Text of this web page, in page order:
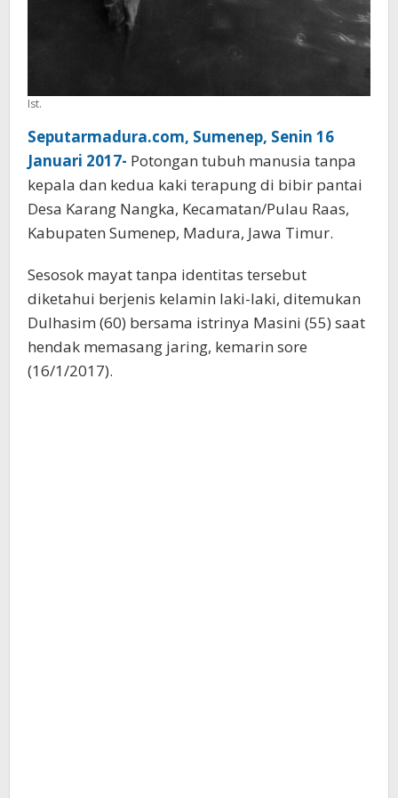
Ist.
Seputarmadura.com, Sumenep, Senin 16
Januari 2017- Potongan tubuh manusia tanpa
kepala dan kedua kaki terapung di bibir pantai
Desa Karang Nangka, Kecamatan/Pulau Raas,
Kabupaten Sumenep, Madura, Jawa Timur.
Sesosok mayat tanpa identitas tersebut
diketahui berjenis kelamin laki-laki, ditemukan
Dulhasim (60) bersama istrinya Masini (55) saat
hendak memasang jaring, kemarin sore
(16/1/2017).